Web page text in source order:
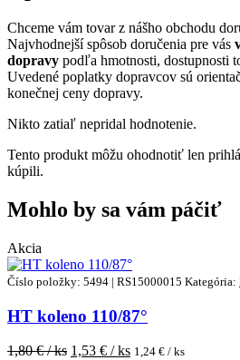
Chceme vám tovar z nášho obchodu
Najvhodnejší spôsob doručenia pre vás
dopravy podľa hmotnosti, dostupnosti
Uvedené poplatky dopravcov sú
konečnej ceny dopravy.
Nikto zatiaľ nepridal hodnotenie.
Tento produkt môžu ohodnotiť len
kúpili.
Mohlo by sa vám páčiť
Akcia
Číslo položky: 5494 | RS15000015 Kategória:
HT koleno 110/87°
1,80€ / ks 1,53 € / ks 1,24 € / ks